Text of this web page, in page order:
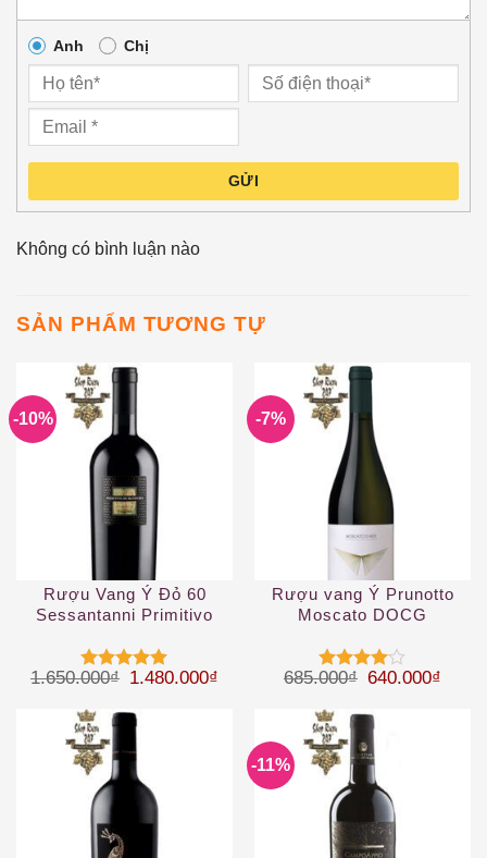
Anh Chị
GỬI
Không có bình luận nào
SẢN PHẨM TƯƠNG TỰ
-10%
Rượu Vang Ý Đỏ 60
Sessantanni Primitivo
Được xếp
sao
1.650.000₫ Giá gốc là: 1.650.000₫.
1.480.000₫ Giá hiện tại là: 1.480.000₫.
-7%
Rượu vang Ý Prunotto
Moscato DOCG
Được
45 sao
685.000₫ Giá gốc là:
640.000₫
-11%